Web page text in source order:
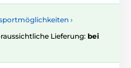
›
Lieferung: bei